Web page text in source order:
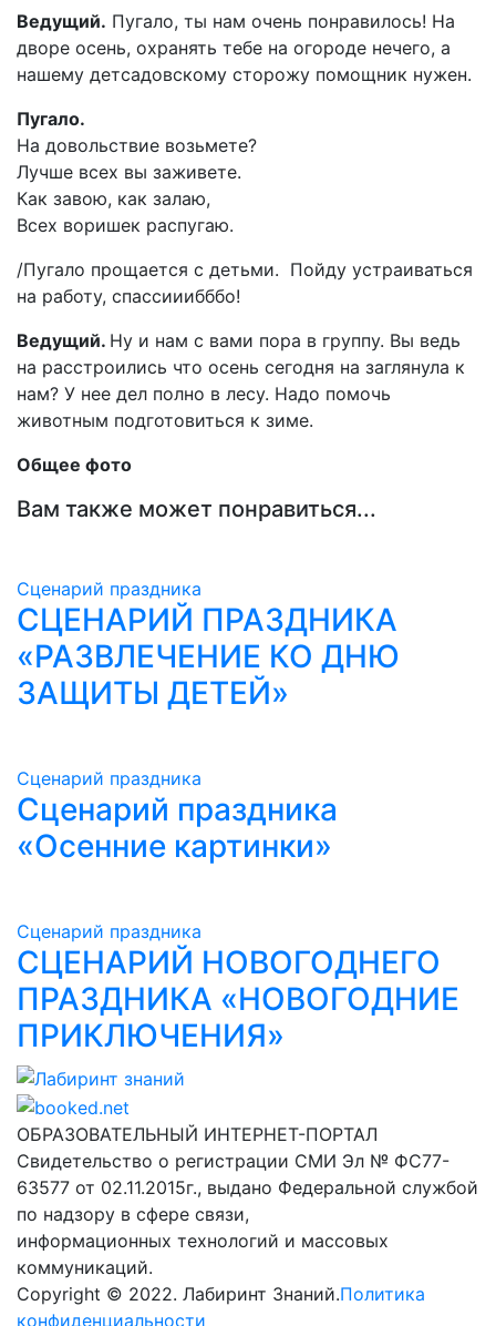
Ведущий. Пугало, ты нам очень понравилось! На
дворе осень, охранять тебе на огороде нечего, а
нашему детсадовскому сторожу помощник нужен.
Пугало.
На довольствие возьмете?
Лучше всех вы заживете.
Как завою, как залаю,
Всех воришек распугаю.
/Пугало прощается с детьми. Пойду устраиваться
на работу, спассииибббо!
Ведущий. Ну и нам с вами пора в группу. Вы ведь
на расстроились что осень сегодня на заглянула к
нам? У нее дел полно в лесу. Надо помочь
животным подготовиться к зиме.
Общее фото
Вам также может понравиться...
Сценарий праздника
СЦЕНАРИЙ ПРАЗДНИКА
«РАЗВЛЕЧЕНИЕ КО ДНЮ
ЗАЩИТЫ ДЕТЕЙ»
Сценарий праздника
Сценарий праздника
«Осенние картинки»
Сценарий праздника
СЦЕНАРИЙ НОВОГОДНЕГО
ПРАЗДНИКА «НОВОГОДНИЕ
ПРИКЛЮЧЕНИЯ»
Лабиринт знаний
ОБРАЗОВАТЕЛЬНЫЙ ИНТЕРНЕТ-ПОРТАЛ
Свидетельство о регистрации СМИ Эл № ФС77-
63577 от 02.11.2015г., выдано Федеральной службой
по надзору в сфере связи,
информационных технологий и массовых
коммуникаций.
Copyright © 2022. Лабиринт Знаний.Политика
конфиденциальности